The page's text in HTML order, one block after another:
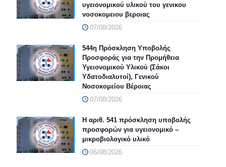
υγειονομικού υλικού του γενικου
νοσοκομειου βεροιας
07/08/2026
544η Πρόσκληση Υποβολής
Προσφοράς για την Προμήθεια
Υγειονομικού Υλικού (Σάκοι
Υδατοδιαλυτοί), Γενικού
Νοσοκομείου Βέροιας
07/08/2026
Η αριθ. 541 πρόσκληση υποβολής
προσφορών για υγειονομικό –
μικροβιολογικό υλικό
06/08/2026